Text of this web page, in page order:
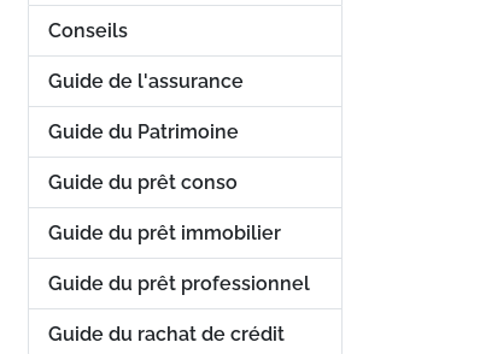
Conseils
Guide de l'assurance
Guide du Patrimoine
Guide du prêt conso
Guide du prêt immobilier
Guide du prêt professionnel
Guide du rachat de crédit